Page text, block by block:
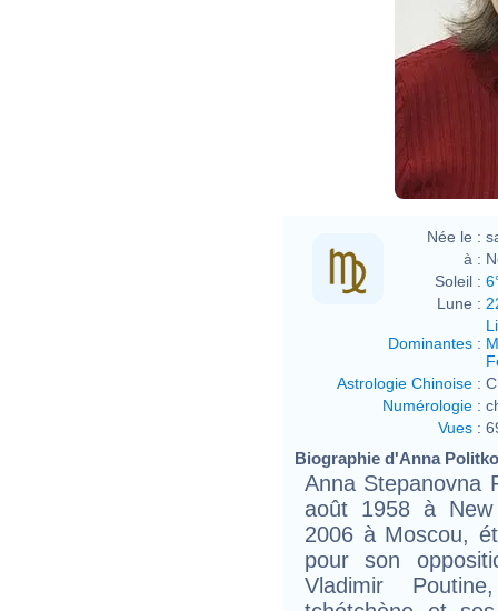
Née le :
à :
Soleil :
Lune :
Dominantes :
Astrologie Chinoise :
Numérologie :
Vues :
Biographie d'Anna
Anna Stepanovna
août 1958 à
2006 à Moscou,
pour son
Vladimir